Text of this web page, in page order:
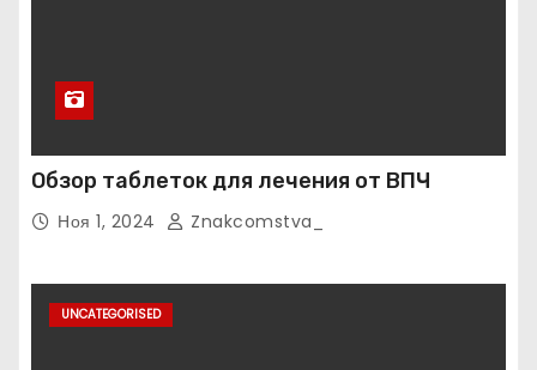
Обзор таблеток для лечения от ВПЧ
Ноя 1, 2024 Znakcomstva_
UNCATEGORISED